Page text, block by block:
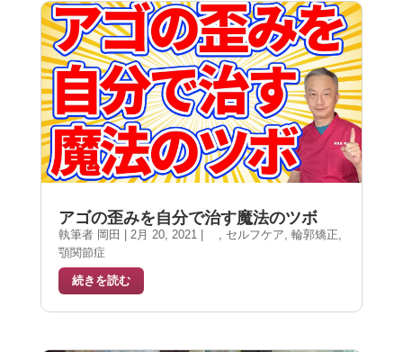
アゴの歪みを自分で治す魔法のツボ
執筆者 岡田 | 2月 20, 2021 | セルフケア 輪郭矯正
顎関節症
続きを読む